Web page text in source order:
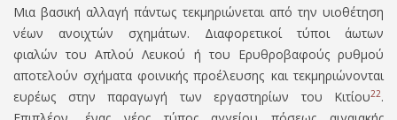
Μια βασική αλλαγή πάντως τεκμηριώνεται από την υιοθέτηση
νέων ανοιχτών σχημάτων. Διαφορετικοί τύποι άωτων
φιαλών του Απλού Λευκού ή του Ερυθροβαφούς ρυθµού
αποτελούν σχήματα φοινικής προέλευσης και τεκµηριώνονται
ευρέως στην παραγωγή των εργαστηρίων του Κιτίου22.